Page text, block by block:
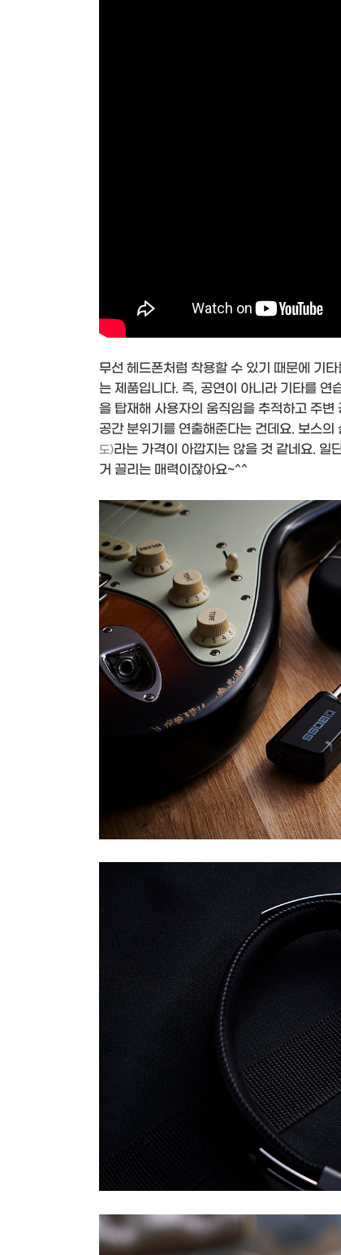
무선 헤드폰처럼 착용할 수 있기 때문에 기
는 제품입니다. 즉, 공연이 아니라 기타를 연
을 탑재해 사용자의 움직임을 추적하고 주
공간 분위기를 연출해준다는 건데요. 보스
도)라는 가격이 아깝지는 않을 것 같네요. 일
거 끌리는 매력이잖아요~^^